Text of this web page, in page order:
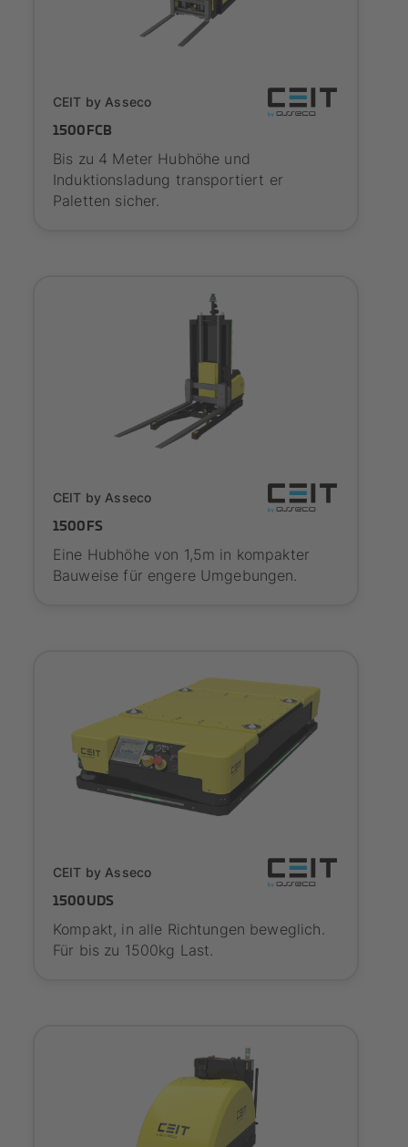
CEIT by Asseco
1500FCB
Bis zu 4 Meter Hubhöhe und
Induktionsladung transportiert er
Paletten sicher.
CEIT by Asseco
1500FS
Eine Hubhöhe von 1,5m in kompakter
Bauweise für engere Umgebungen.
CEIT by Asseco
1500UDS
Kompakt, in alle Richtungen beweglich.
Für bis zu 1500kg Last.